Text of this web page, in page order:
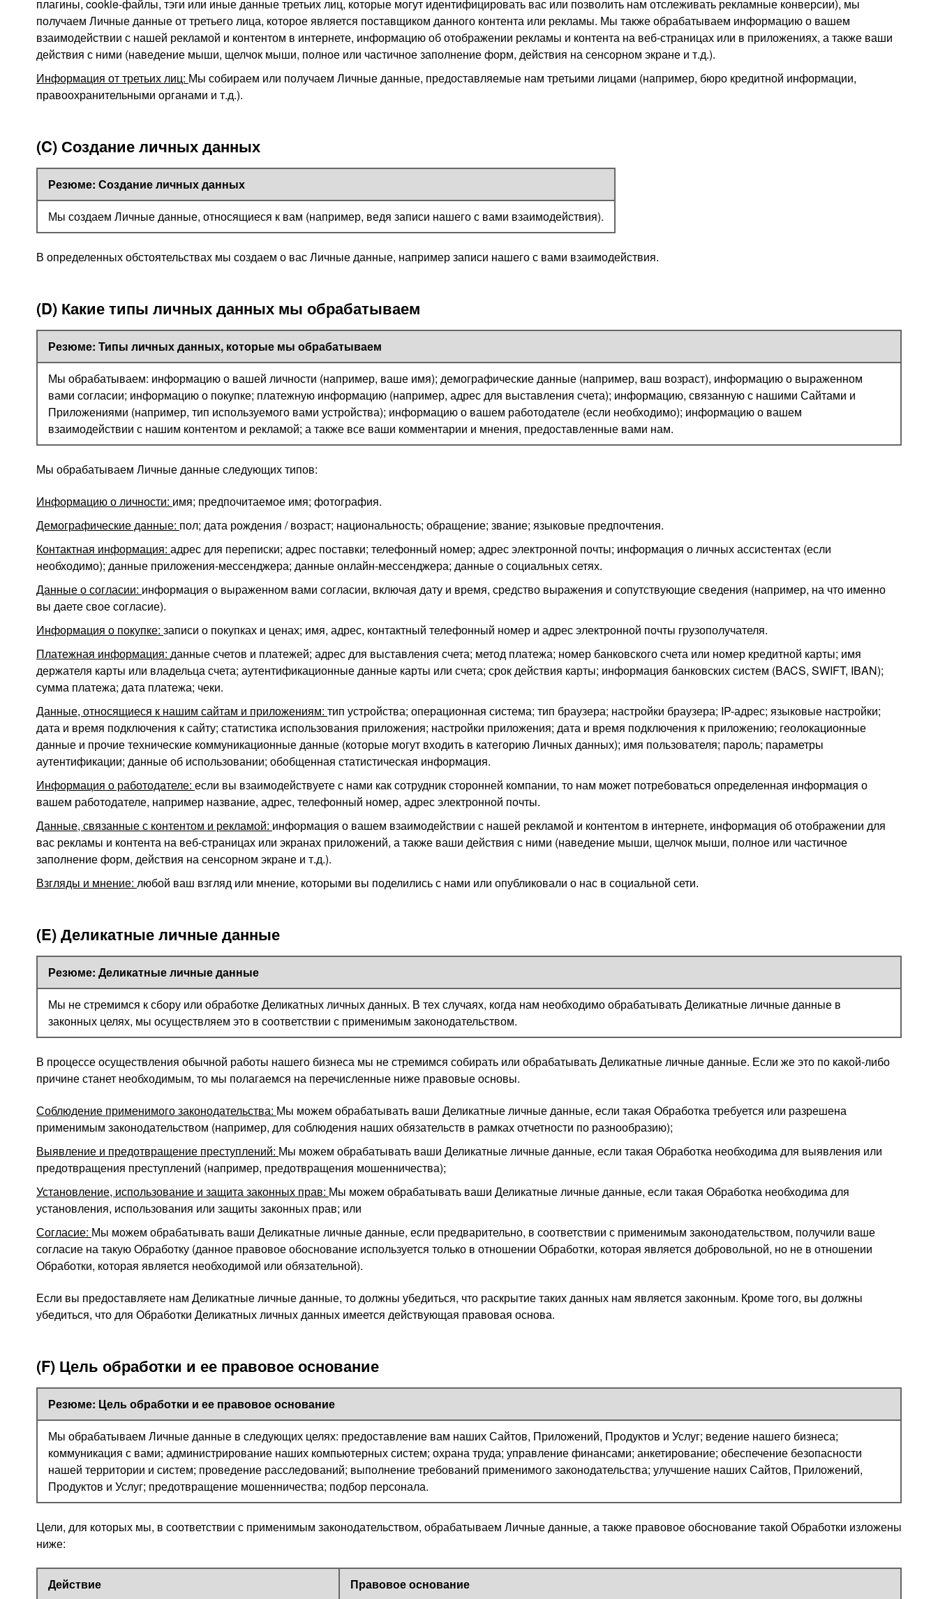
плагины, cookie-файлы, тэги или иные данные третьих лиц, которые могут идентифицировать вас или позволить нам отслеживать рекламные конверсии), мы
получаем Личные данные от третьего лица, которое является поставщиком данного контента или рекламы. Мы также обрабатываем информацию о вашем
взаимодействии с нашей рекламой и контентом в интернете, информацию об отображении рекламы и контента на веб-страницах или в приложениях, а также ваши
действия с ними (наведение мыши, щелчок мыши, полное или частичное заполнение форм, действия на сенсорном экране и т.д.).
Информация от третьих лиц: Мы собираем или получаем Личные данные, предоставляемые нам третьими лицами (например, бюро кредитной информации,
правоохранительными органами и т.д.).
(C) Создание личных данных
Резюме: Создание личных данных
Мы создаем Личные данные, относящиеся к вам (например, ведя записи нашего с вами взаимодействия).
В определенных обстоятельствах мы создаем о вас Личные данные, например записи нашего с вами взаимодействия.
(D) Какие типы личных данных мы обрабатываем
Резюме: Типы личных данных, которые мы обрабатываем
Мы обрабатываем: информацию о вашей личности (например, ваше имя); демографические данные (например, ваш возраст), информацию о выраженном
вами согласии; информацию о покупке; платежную информацию (например, адрес для выставления счета); информацию, связанную с нашими Сайтами и
Приложениями (например, тип используемого вами устройства); информацию о вашем работодателе (если необходимо); информацию о вашем
взаимодействии с нашим контентом и рекламой; а также все ваши комментарии и мнения, предоставленные вами нам.
Мы обрабатываем Личные данные следующих типов:
Информацию о личности: имя; предпочитаемое имя; фотография.
Демографические данные: пол; дата рождения / возраст; национальность; обращение; звание; языковые предпочтения.
Контактная информация: адрес для переписки; адрес поставки; телефонный номер; адрес электронной почты; информация о личных ассистентах (если
необходимо); данные приложения-мессенджера; данные онлайн-мессенджера; данные о социальных сетях.
Данные о согласии: информация о выраженном вами согласии, включая дату и время, средство выражения и сопутствующие сведения (например, на что именно
вы даете свое согласие).
Информация о покупке: записи о покупках и ценах; имя, адрес, контактный телефонный номер и адрес электронной почты грузополучателя.
Платежная информация: данные счетов и платежей; адрес для выставления счета; метод платежа; номер банковского счета или номер кредитной карты; имя
держателя карты или владельца счета; аутентификационные данные карты или счета; срок действия карты; информация банковских систем (BACS, SWIFT, IBAN);
сумма платежа; дата платежа; чеки.
Данные, относящиеся к нашим сайтам и приложениям: тип устройства; операционная система; тип браузера; настройки браузера; IP-адрес; языковые настройки;
дата и время подключения к сайту; статистика использования приложения; настройки приложения; дата и время подключения к приложению; геолокационные
данные и прочие технические коммуникационные данные (которые могут входить в категорию Личных данных); имя пользователя; пароль; параметры
аутентификации; данные об использовании; обобщенная статистическая информация.
Информация о работодателе: если вы взаимодействуете с нами как сотрудник сторонней компании, то нам может потребоваться определенная информация о
вашем работодателе, например название, адрес, телефонный номер, адрес электронной почты.
Данные, связанные с контентом и рекламой: информация о вашем взаимодействии с нашей рекламой и контентом в интернете, информация об отображении для
вас рекламы и контента на веб-страницах или экранах приложений, а также ваши действия с ними (наведение мыши, щелчок мыши, полное или частичное
заполнение форм, действия на сенсорном экране и т.д.).
Взгляды и мнение: любой ваш взгляд или мнение, которыми вы поделились с нами или опубликовали о нас в социальной сети.
(E) Деликатные личные данные
Резюме: Деликатные личные данные
Мы не стремимся к сбору или обработке Деликатных личных данных. В тех случаях, когда нам необходимо обрабатывать Деликатные личные данные в
законных целях, мы осуществляем это в соответствии с применимым законодательством.
В процессе осуществления обычной работы нашего бизнеса мы не стремимся собирать или обрабатывать Деликатные личные данные. Если же это по какой-либо
причине станет необходимым, то мы полагаемся на перечисленные ниже правовые основы.
Соблюдение применимого законодательства: Мы можем обрабатывать ваши Деликатные личные данные, если такая Обработка требуется или разрешена
применимым законодательством (например, для соблюдения наших обязательств в рамках отчетности по разнообразию);
Выявление и предотвращение преступлений: Мы можем обрабатывать ваши Деликатные личные данные, если такая Обработка необходима для выявления или
предотвращения преступлений (например, предотвращения мошенничества);
Установление, использование и защита законных прав: Мы можем обрабатывать ваши Деликатные личные данные, если такая Обработка необходима для
установления, использования или защиты законных прав; или
Согласие: Мы можем обрабатывать ваши Деликатные личные данные, если предварительно, в соответствии с применимым законодательством, получили ваше
согласие на такую Обработку (данное правовое обоснование используется только в отношении Обработки, которая является добровольной, но не в отношении
Обработки, которая является необходимой или обязательной).
Если вы предоставляете нам Деликатные личные данные, то должны убедиться, что раскрытие таких данных нам является законным. Кроме того, вы должны
убедиться, что для Обработки Деликатных личных данных имеется действующая правовая основа.
(F) Цель обработки и ее правовое основание
Резюме: Цель обработки и ее правовое основание
Мы обрабатываем Личные данные в следующих целях: предоставление вам наших Сайтов, Приложений, Продуктов и Услуг; ведение нашего бизнеса;
коммуникация с вами; администрирование наших компьютерных систем; охрана труда; управление финансами; анкетирование; обеспечение безопасности
нашей территории и систем; проведение расследований; выполнение требований применимого законодательства; улучшение наших Сайтов, Приложений,
Продуктов и Услуг; предотвращение мошенничества; подбор персонала.
Цели, для которых мы, в соответствии с применимым законодательством, обрабатываем Личные данные, а также правовое обоснование такой Обработки изложены
ниже:
Действие Правовое основание